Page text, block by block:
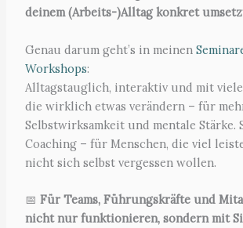
deinem (Arbeits-)Alltag konkret
Genau darum geht’s in meinen
Workshops:
Alltagstauglich, interaktiv und mit
die wirklich etwas verändern – für
Selbstwirksamkeit und mentale Stärke.
Coaching – für Menschen, die viel
nicht sich selbst vergessen wollen.
📅 Für Teams, Führungskräfte und
nicht nur funktionieren, sondern mit